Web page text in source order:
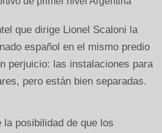
que dirige Lionel Scaloni la
español en el mismo predio
perjuicio: las instalaciones para
pero están bien separadas.
posibilidad de que los